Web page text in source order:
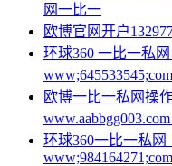
网一比一
欧博官网开户
环球360 一比一私网
欧博一比一私网操
环球360一比一私网
www;984164271;com